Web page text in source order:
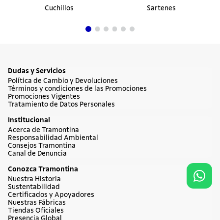
Cuchillos
Dudas y Servicios